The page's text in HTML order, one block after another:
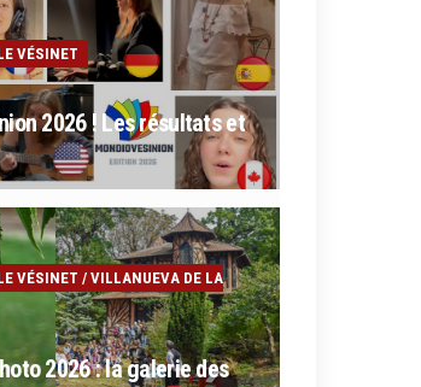
VÉSINET
2026 ! Les résultats et
VÉSINET /VILLANUEVA DE LA
2026 : la galerie des